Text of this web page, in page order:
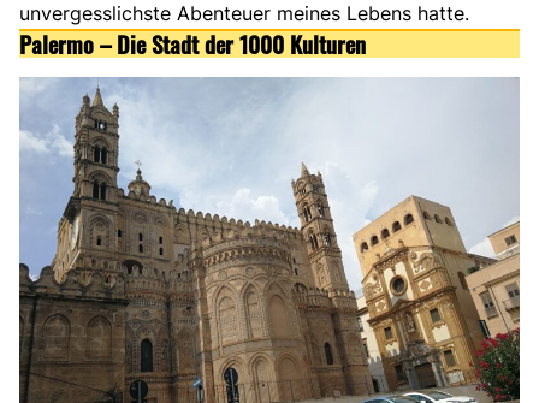
unvergesslichste Abenteuer meines Lebens hatte.
Palermo – Die Stadt der 1000 Kulturen